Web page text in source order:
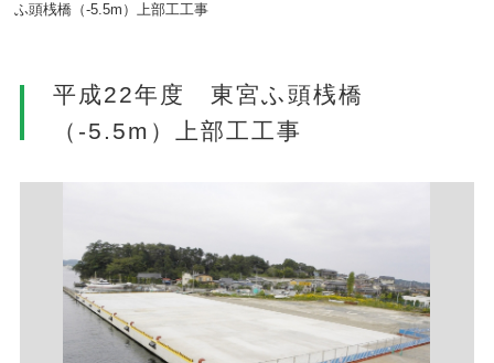
お知らせ
採用情報
お問い合わせ
プライバシーポリシー
ふ頭桟橋（-5.5m）上部工工事
平成22年度 東宮ふ頭桟橋
（-5.5m）上部工工事